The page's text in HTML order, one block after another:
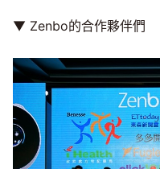
▼ Zenbo的合作夥伴們